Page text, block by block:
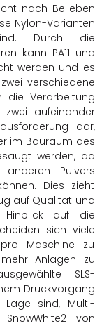
nach Belieben
Nylon-Varianten
Durch die
kann PA11 und
werden und es
verschiedene
die Verarbeitung
aufeinander
dar,
im Bauraum des
werden, da
Pulvers
Dies zieht
auf Qualität und
auf die
sich viele
Maschine zu
Anlagen zu
SLS-
Druckvorgang
sind, Multi-
von